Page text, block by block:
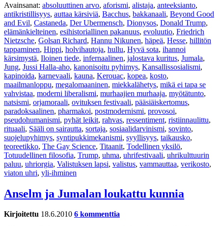
Avainsanat: absoluuttinen arvo, aforismi, alistaja, anteeksianto,
antikristillisyys, auttaa kärsiviä, Bacchus, bakkanaali, Beyond Good
and Evil, Castaneda, Der Ubermensch, Dionysos, Donald Trump,
elämänkielteinen, esihistoriallinen pakanuus, evoluutio, Friedrich
Nietzsche, Golsan Richard, Hannu Nikunen, häpeä, Hesse, hillitön
tappaminen, Hippi, holvihautoja, hullu, Hyvä sota, ihannoi
kärsimystä, Iloinen tiede, infernaalinen, jalostava kuritus, Jumala,
Jung, Jussi Halla-aho, kanonisoitu pyhimys, Kansallissosialismi,
kapinoida, karnevaali, kauna, Kerouac, kopea, kosto,
maailmanloppu, megalomaaninen, miekkalähetys, mikä ei tapa se
vahvistaa, moderni liberalismi, murhaajien murhaaja, myötätunto,
natsismi, orjamoraali, ovituksen festivaali, pääsiäiskertomus,
paradoksaalinen, pharmakoi, postmodernismi, provosoi,
pseudohumanismi, pyhät leikit, rahvas, ressentiment, ristiinnaulittu,
rituaali, Sääli on sairautta, sortaja, sosiaalidarvinismi, sovinto,
suojelupyhimys, syntipukkimekanismi, syyllisyys, taikausko,
teoreetikko, The Gay Science, Titaanit, Todellinen yksilö,
Totuudellinen filosofia, Trump, uhma, uhrifestivaali, uhrikulttuurin
paluu, uhriorgia, Valistuksen lapsi, valistus, vammauttaa, verikosto,
viaton uhri, yli-ihminen
Anselm ja Jumalan loukattu kunnia
Kirjoitettu 18.6.2010 6 kommenttia